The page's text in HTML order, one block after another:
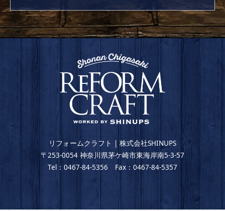
リフォームクラフト | 株式会社SHINUPS
〒253-0054 神奈川県茅ケ崎市東海岸南5-3-57
Tel：0467-84-5356 Fax：0467-84-5357